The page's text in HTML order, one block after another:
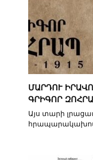
ՄԱՐԴՈՒ
ԳՐԻԳՈՐ
Այս տարի